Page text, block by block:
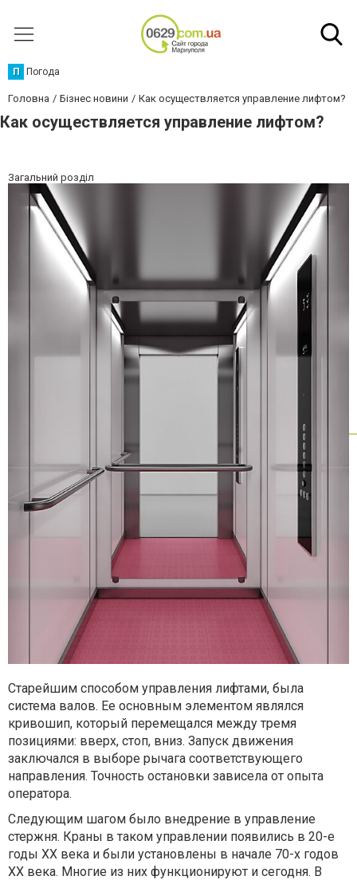
П Погода
Головна Бізнес новини Как осуществляется управление лифтом?
Как осуществляется управление лифтом?
Загальний розділ
Старейшим способом управления лифтами, была
система валов. Ее основным элементом являлся
кривошип, который перемещался между тремя
позициями: вверх, стоп, вниз. Запуск движения
заключался в выборе рычага соответствующего
направления. Точность остановки зависела от опыта
оператора.
Следующим шагом было внедрение в управление
стержня. Краны в таком управлении появились в 20-е
годы XX века и были установлены в начале 70-х годов
XX века. Многие из них функционируют и сегодня. В